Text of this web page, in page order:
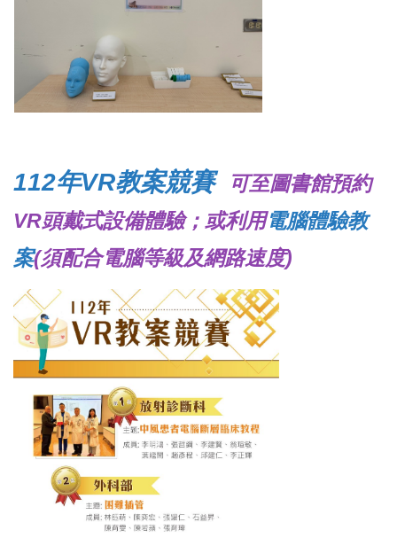
112年VR教案競賽
可至圖書館預約
VR頭戴式設備體驗；或利用電腦體驗教
案(須配合電腦等級及網路速度)